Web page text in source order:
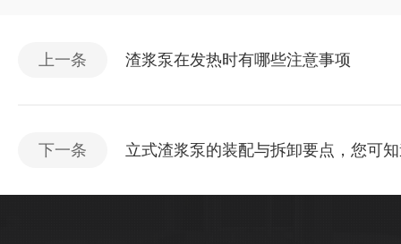
上一条 渣浆泵在发热时有哪些注意事项
下一条 立式渣浆泵的装配与拆卸要点，您可